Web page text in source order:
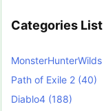
Categories List
MonsterHunterWilds
Path of Exile 2 (40)
Diablo4 (188)